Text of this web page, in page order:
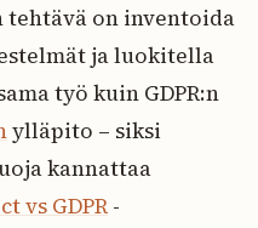
tehtävä on inventoida
ja luokitella
työ kuin GDPR:n
ylläpito – siksi
kannattaa
vs GDPR -